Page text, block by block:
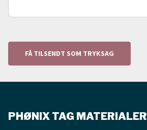
PHØNIX TAG MATERIALER